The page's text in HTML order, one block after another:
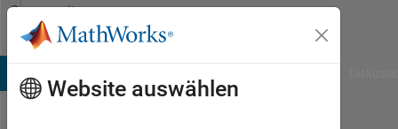
Weiter zum Inhalt
Community
Profile
Website auswählen